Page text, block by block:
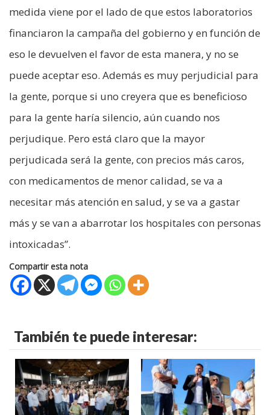
medida viene por el lado de que estos laboratorios
financiaron la campaña del gobierno y en función de
eso le devuelven el favor de esta manera, y no se
puede aceptar eso. Además es muy perjudicial para
la gente, porque si uno creyera que es beneficioso
para la gente haría silencio, aún cuando nos
perjudique. Pero está claro que la mayor
perjudicada será la gente, con precios más caros,
con medicamentos de menor calidad, se va a
necesitar más atención en salud, y se va a gastar
más y se van a abarrotar los hospitales con personas
intoxicadas”.
Compartir esta nota
También te puede interesar: